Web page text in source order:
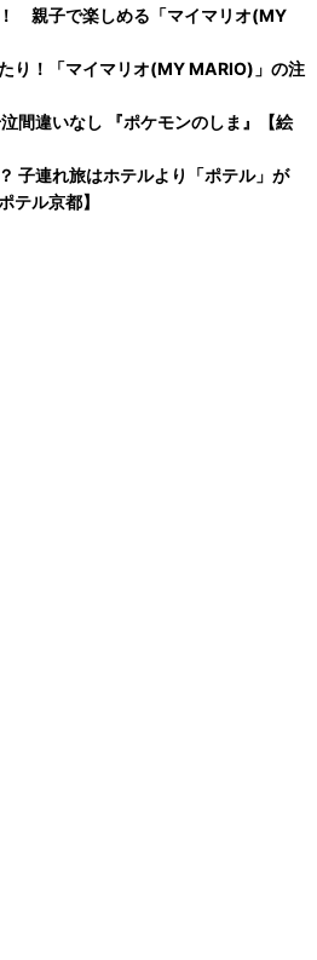
親子で楽しめる「マイマリオ(MY
り！「マイマリオ(MY MARIO)」の注
間違いなし 『ポケモンのしま』【絵
子連れ旅はホテルより「ポテル」が
テル京都】